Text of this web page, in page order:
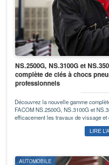
NS.2500G, NS.3100G et
complète de clés à chocs
professionnels
Découvrez la nouvelle gamme
FACOM NS.2500G, NS.3100G et
efficacement les travaux de vissage
LIRE
AUTOMOBILE